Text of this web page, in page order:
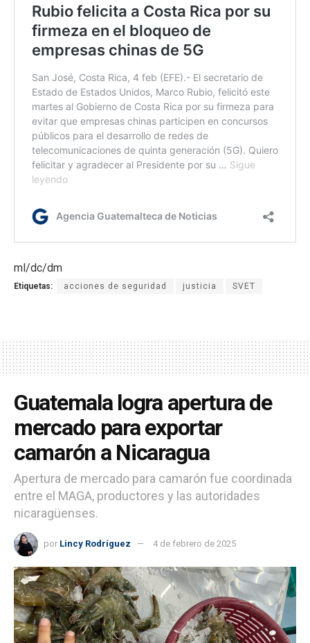
ml/dc/dm
Etiquetas: acciones de seguridad justicia SVET
Guatemala logra apertura de
mercado para exportar
camarón a Nicaragua
Apertura de mercado para camarón fue coordinada
entre el MAGA, productores y las autoridades
nicaragüenses.
por Lincy Rodríguez 4 de febrero de 2025